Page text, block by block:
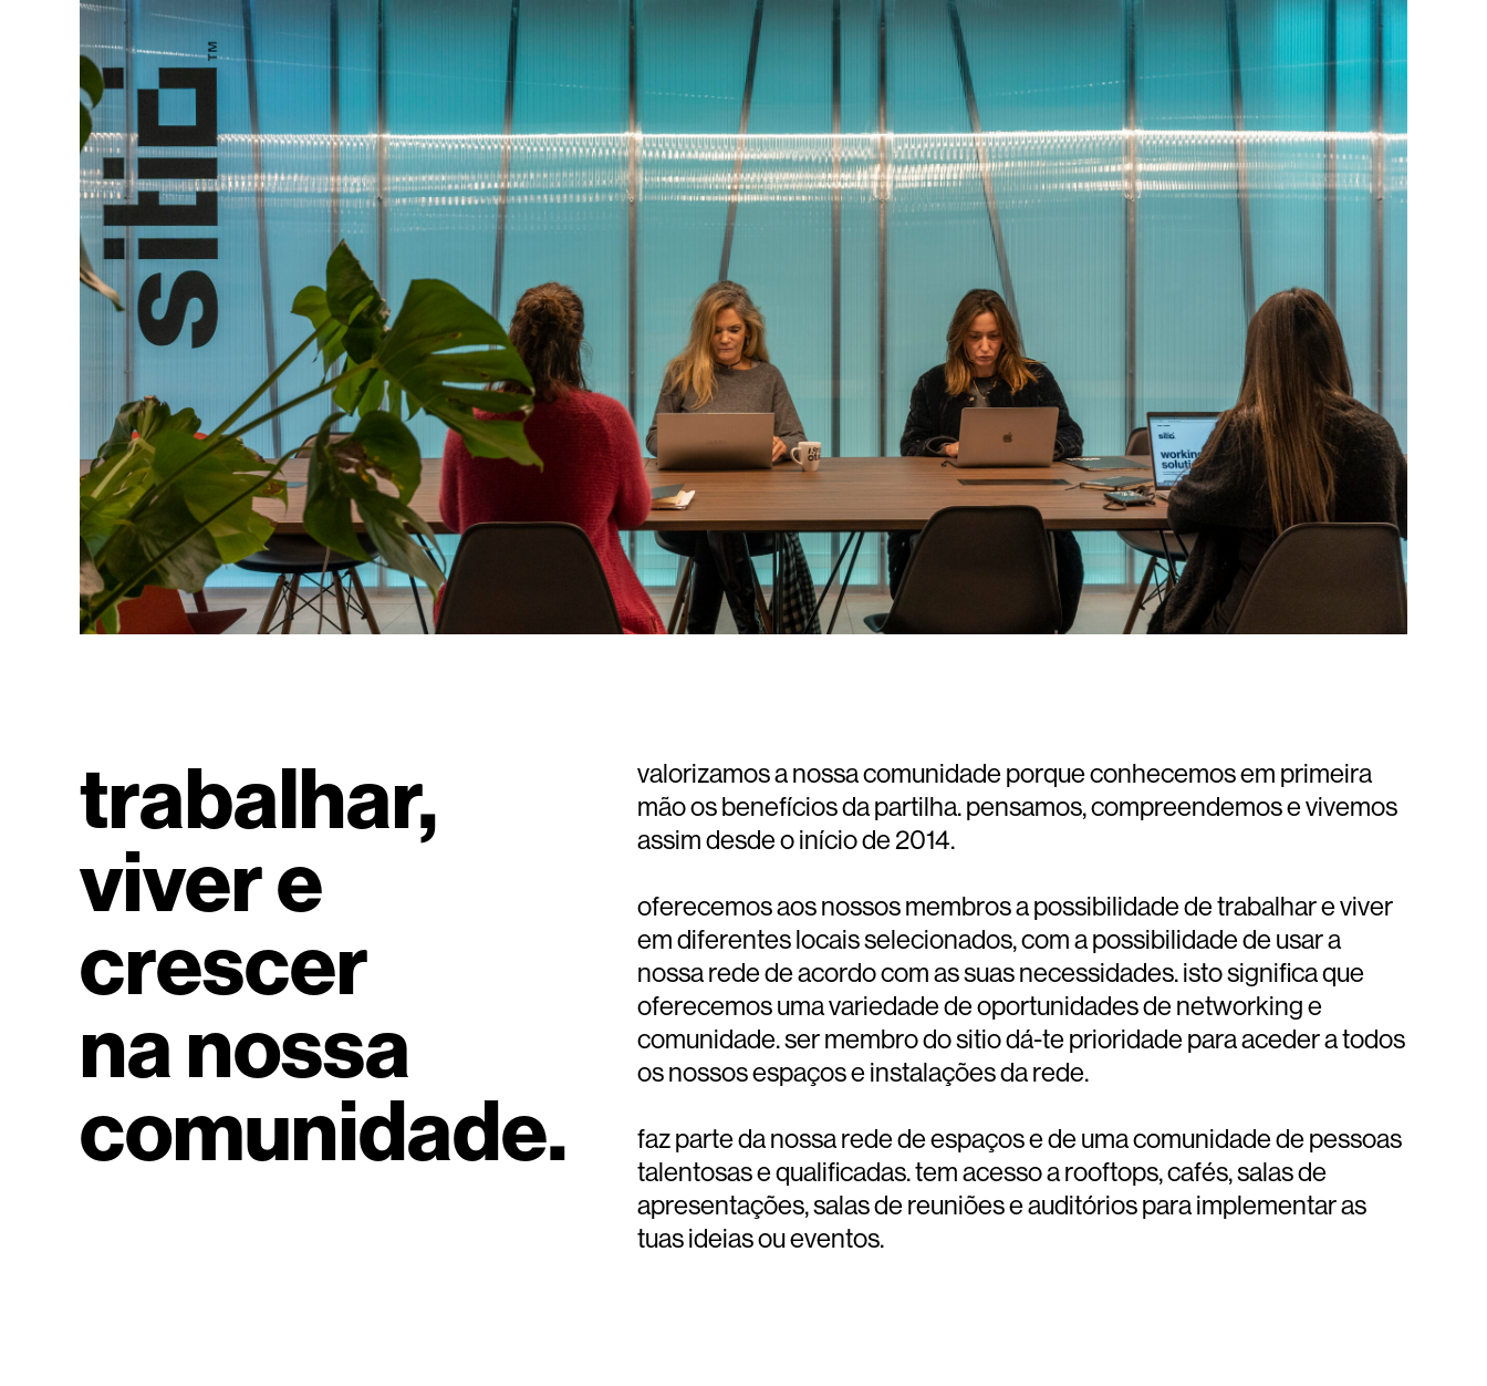
trabalhar,
viver e
crescer
na nossa
comunidade.
valorizamos a nossa comunidade porque conhecemos em primeira
mão os benefícios da partilha. pensamos, compreendemos e vivemos
assim desde o início de 2014.
oferecemos aos nossos membros a possibilidade de trabalhar e viver
em diferentes locais selecionados, com a possibilidade de usar a
nossa rede de acordo com as suas necessidades. isto significa que
oferecemos uma variedade de oportunidades de networking e
comunidade. ser membro do sitio dá-te prioridade para aceder a todos
os nossos espaços e instalações da rede.
faz parte da nossa rede de espaços e de uma comunidade de pessoas
talentosas e qualificadas. tem acesso a rooftops, cafés, salas de
apresentações, salas de reuniões e auditórios para implementar as
tuas ideias ou eventos.